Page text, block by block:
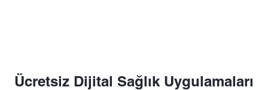
Ücretsiz Dijital Sağlık Uygulamaları